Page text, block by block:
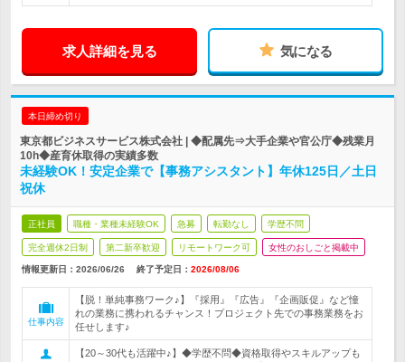
求人詳細を見る 気になる
本日締め切り
東京都ビジネスサービス株式会社 | ◆配属先⇒大手企業や官公庁◆残業月
10h◆産育休取得の実績多数
未経験OK！安定企業で【事務アシスタント】年休125日／土日
祝休
正社員 職種・業種未経験OK 急募 転勤なし 学歴不問
完全週休2日制 第二新卒歓迎 リモートワーク可 女性のおしごと掲載中
情報更新日：2026/06/26 終了予定日： 2026/08/06
仕事内容
【脱！単純事務ワーク♪】『採用』『広告』『企画販促』など憧
れの業務に携われるチャンス！プロジェクト先での事務業務をお
任せします♪
【20～30代も活躍中♪】◆学歴不問◆資格取得やスキルアップも